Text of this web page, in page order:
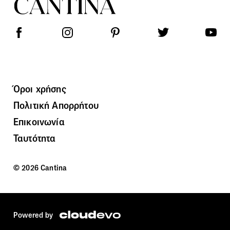
Όροι χρήσης
Πολιτική Απορρήτου
Επικοινωνία
Ταυτότητα
© 2026 Cantina
Powered by